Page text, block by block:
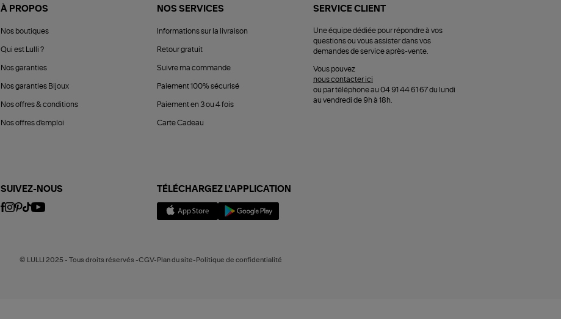
À PROPOS
Nos boutiques
Qui est Lulli ?
Nos garanties
Nos garanties Bijoux
Nos offres & conditions
Nos offres d'emploi
NOS SERVICES
Informations sur la livraison
Retour gratuit
Suivre ma commande
Paiement 100% sécurisé
Paiement en 3 ou 4 fois
Carte Cadeau
SERVICE CLIENT
Une équipe dédiée pour répondre à vos
questions ou vous assister dans vos
demandes de service après-vente.
Vous pouvez
nous contacter ici
ou par téléphone au 04 91 44 61 67 du lundi
au vendredi de 9h à 18h.
SUIVEZ-NOUS TÉLÉCHARGEZ L'APPLICATION
© LULLI 2025 - Tous droits réservés -CGV-Plan du site-Politique de confidentialité